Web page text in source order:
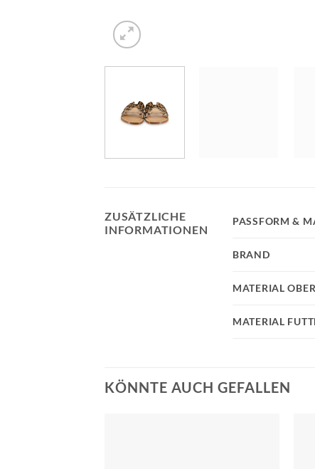
ZUSÄTZLICHE
INFORMATIONEN
MATERIAL
PASSFORM &
BRAND
MATERIAL
KÖNNTE AUCH GEFALLEN